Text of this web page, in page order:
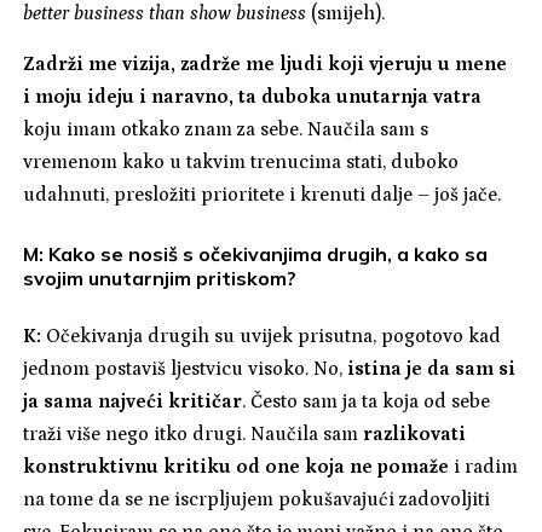
better business than show business (smijeh).
Zadrži me vizija, zadrže me ljudi koji vjeruju u mene
i moju ideju i naravno, ta duboka unutarnja vatra
koju imam otkako znam za sebe. Naučila sam s
vremenom kako u takvim trenucima stati, duboko
udahnuti, presložiti prioritete i krenuti dalje – još jače.
M: Kako se nosiš s očekivanjima drugih, a kako sa
svojim unutarnjim pritiskom?
K: Očekivanja drugih su uvijek prisutna, pogotovo kad
jednom postaviš ljestvicu visoko. No, istina je da sam si
ja sama najveći kritičar. Često sam ja ta koja od sebe
traži više nego itko drugi. Naučila sam razlikovati
konstruktivnu kritiku od one koja ne pomaže i radim
na tome da se ne iscrpljujem pokušavajući zadovoljiti